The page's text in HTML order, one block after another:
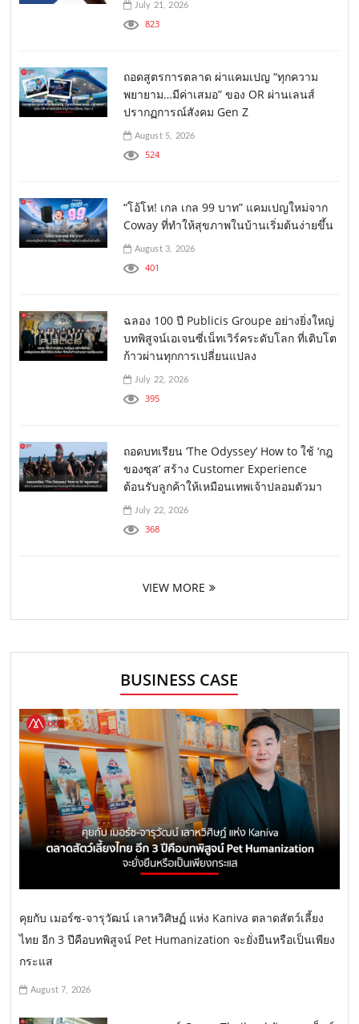
July 21, 2026
823
ถอดสูตรการตลาด ผ่าแคมเปญ “ทุกความ
พยายาม…มีค่าเสมอ” ของ OR ผ่านเลนส์
ปรากฏการณ์สังคม Gen Z
August 5, 2026
524
“โอ้โห! เกล เกล 99 บาท” แคมเปญใหม่จาก
Coway ที่ทำให้สุขภาพในบ้านเริ่มต้นง่ายขึ้น
August 3, 2026
401
ฉลอง 100 ปี Publicis Groupe อย่างยิ่งใหญ่
บทพิสูจน์เอเจนซี่เน็ทเวิร์คระดับโลก ที่เติบโต
ก้าวผ่านทุกการเปลี่ยนแปลง
July 22, 2026
395
ถอดบทเรียน ‘The Odyssey’ How to ใช้ ‘กฎ
ของซุส’ สร้าง Customer Experience
ต้อนรับลูกค้าให้เหมือนเทพเจ้าปลอมตัวมา
July 22, 2026
368
VIEW MORE
BUSINESS CASE
คุยกับ เมอร์ซ-จารุวัฒน์ เลาหวิศิษฏ์ แห่ง Kaniva ตลาดสัตว์เลี้ยง
ไทย อีก 3 ปีคือบทพิสูจน์ Pet Humanization จะยั่งยืนหรือเป็นเพียง
กระแส
August 7, 2026